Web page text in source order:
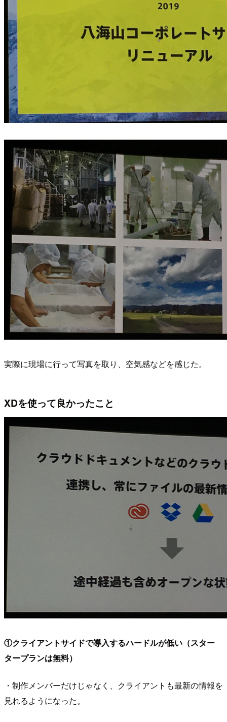
実際に現場に行って写真を取り、空気感などを感じた。
XDを使って良かったこと
①クライアントサイドで導入するハードルが低い（スター
タープランは無料）
・制作メンバーだけじゃなく、クライアントも最新の情報を
見れるようになった。